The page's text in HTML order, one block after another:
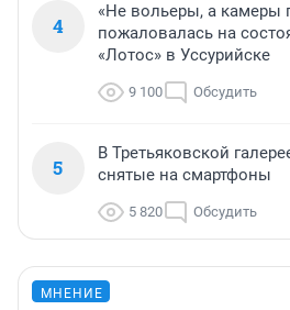
4
«Не вольеры, а камеры
пожаловалась на
«Лотос» в Уссурийске
9 100 Обсудить
5
В Третьяковской
снятые на смартфоны
5 820 Обсудить
МНЕНИЕ